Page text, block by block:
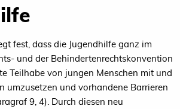
fest, dass die Jugendhilfe ganz im
- und der Behindertenrechtskonvention
Teilhabe von jungen Menschen mit und
umzusetzen und vorhandene Barrieren
f 9, 4). Durch diesen neu